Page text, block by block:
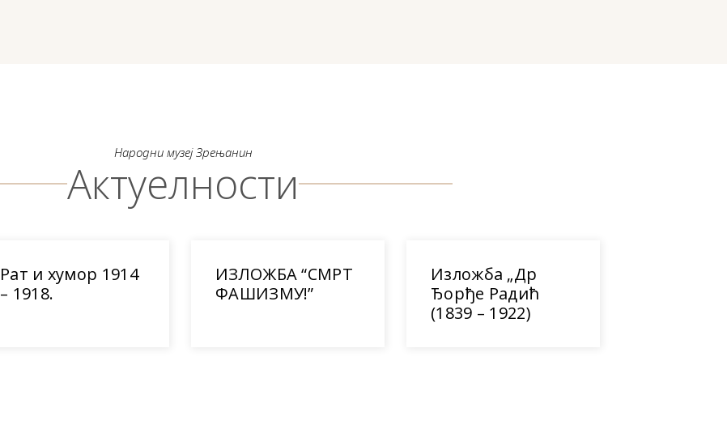
Народни музеј Зрењанин
Актуелности
Рат и хумор 1914
– 1918.
ИЗЛОЖБА “СМРТ
ФАШИЗМУ!”
Изложба „Др
Ђорђе Радић
(1839 – 1922)